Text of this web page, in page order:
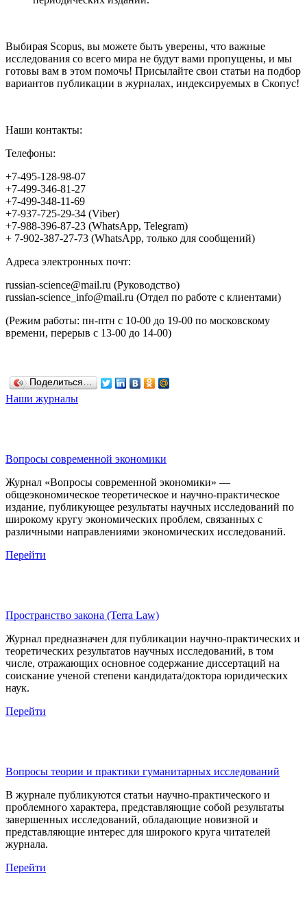
Выбирая Scopus, вы можете быть уверены, что важные
исследования со всего мира не будут вами пропущены, и мы
готовы вам в этом помочь! Присылайте свои статьи на подбор
вариантов публикации в журналах, индексируемых в Скопус!
Наши контакты:
Телефоны:
+7-495-128-98-07
+7-499-346-81-27
+7-499-348-11-69
+7-937-725-29-34 (Viber)
+7-988-396-87-23 (WhatsApp, Telegram)
+ 7-902-387-27-73 (WhatsApp, только для сообщений)
Адреса электронных почт:
russian-science@mail.ru (Руководство)
russian-science_info@mail.ru (Отдел по работе с клиентами)
(Режим работы: пн-птн с 10-00 до 19-00 по московскому
времени, перерыв с 13-00 до 14-00)
Поделиться…
Наши журналы
Вопросы современной экономики
Журнал «Вопросы современной экономики» —
общеэкономическое теоретическое и научно-практическое
издание, публикующее результаты научных исследований по
широкому кругу экономических проблем, связанных с
различными направлениями экономических исследований.
Перейти
Пространство закона (Terra Law)
Журнал предназначен для публикации научно-практических и
теоретических результатов научных исследований, в том
числе, отражающих основное содержание диссертаций на
соискание ученой степени кандидата/доктора юридических
наук.
Перейти
Вопросы теории и практики гуманитарных исследований
В журнале публикуются статьи научно-практического и
проблемного характера, представляющие собой результаты
завершенных исследований, обладающие новизной и
представляющие интерес для широкого круга читателей
журнала.
Перейти